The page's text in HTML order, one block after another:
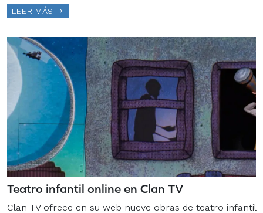
LEER MÁS
Teatro infantil online en Clan TV
Clan TV ofrece en su web nueve obras de teatro infantil